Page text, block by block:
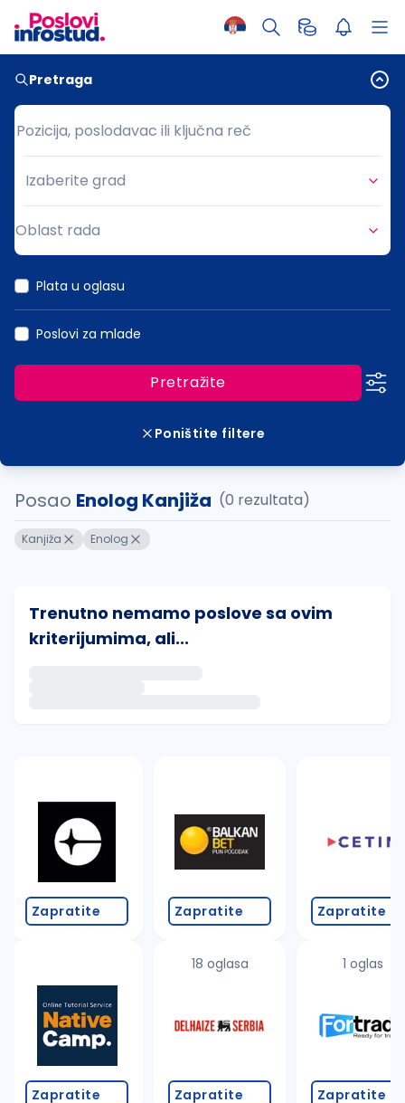
Pretraga
Pozicija, poslodavac ili ključna reč
Pozicija, poslodavac ili ključna reč
Grad
Izaberite grad
Oblast rada
Plata u oglasu
Poslovi za mlade
Pretražite
Poništite filtere
Posao Enolog Kanjiža (0 rezultata)
Kanjiža Enolog
Trenutno nemamo poslove sa ovim
kriterijumima, ali...
Takođe možete da:
proverite pravopisne greške (koristite č, ć, š, đ,
povećajte radijus za odabrani grad
promenite odabrane filtere pretrage
Zapratite
Zapratite
Zapratite
18 oglasa
Zapratite
Zapratite
1 oglas
Zapratite